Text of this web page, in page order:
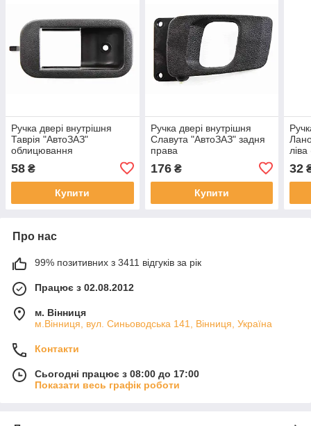
Ручка двері внутрішня
Таврія "АвтоЗАЗ"
облицювання
58 ₴
Купити
Ручка двері внутрішня
Славута "АвтоЗАЗ" задня
права
176₴
Купити
32
Про нас
99% позитивних з 3411 відгуків за рік
Працює з 02.08.2012
м. Вінниця
м.Вінниця, вул. Синьоводська 141, Вінниця, Україна
Контакти
Сьогодні працює з 08:00 до 17:00
Показати весь графік роботи